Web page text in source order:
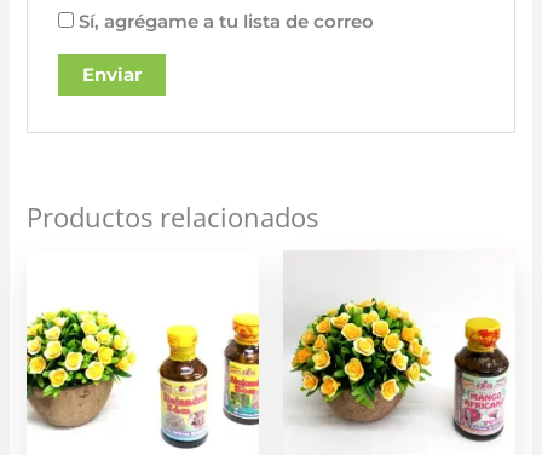
Sí, agrégame a tu lista de correo
Productos relacionados